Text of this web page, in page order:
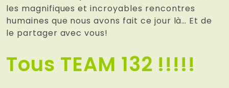
les magnifiques et incroyables rencontres
humaines que nous avons fait ce jour là… Et de
le partager avec vous!
Tous TEAM 132 !!!!!